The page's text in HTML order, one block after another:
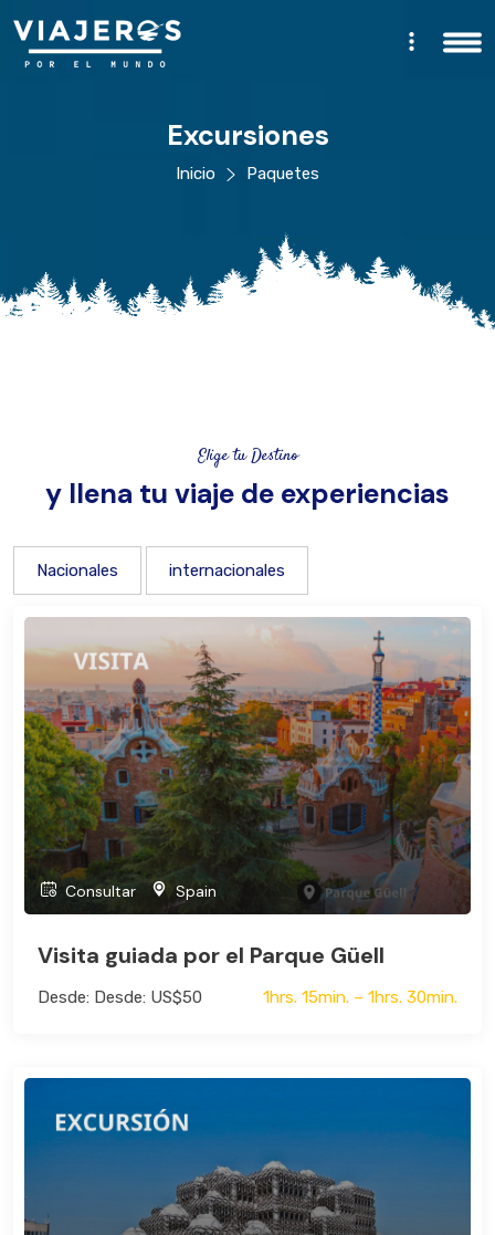
Excursiones
Inicio Paquetes
Elige tu Destino
y llena tu viaje de experiencias
Nacionales internacionales
Consultar Spain
Visita guiada por el Parque Güell
Desde: Desde: US$50 1hrs. 15min. – 1hrs. 30min.